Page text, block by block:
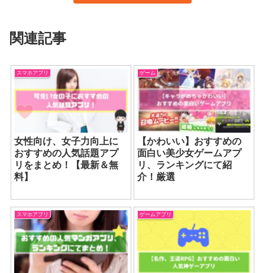
関連記事
スマホアプリ
女性向け、女子力向上に
おすすめの人気話題アプ
リをまとめ！【最新＆無
料】
ゲーム
【かわいい】おすすめの
面白い美少女ゲームアプ
リ、ランキングにて紹
介！厳選
スマホアプリ ゲームアプリ